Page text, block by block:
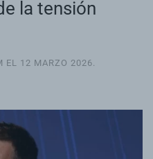
la tensión
EL 12 MARZO 2026.